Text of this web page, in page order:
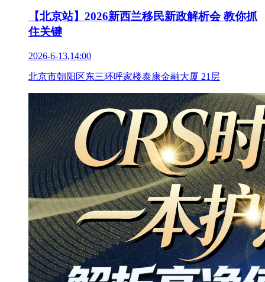
【北京站】2026新西兰移民新政解析会 教你抓
住关键
2026-6-13,14:00
北京市朝阳区东三环呼家楼泰康金融大厦 21层